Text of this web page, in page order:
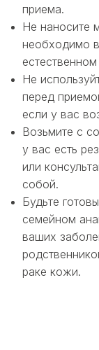
приема.
Не наносите
необходимо
Не
перед
если у вас
Возьмите с
у вас есть
или
собой.
Будьте
семейном
ваших
раке кожи.